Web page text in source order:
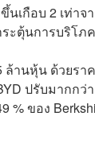
เกือบ 2 เท่า
ะตุ้นการบริโ
ล้านหุ้น ด้วยร
ปรับมากกว่
% ของ